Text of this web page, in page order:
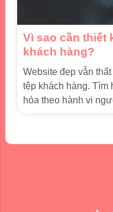
Vì sao cần thiết
khách hàng?
Website đẹp vẫn
tệp khách hàng. Tìm
hóa theo hành vi